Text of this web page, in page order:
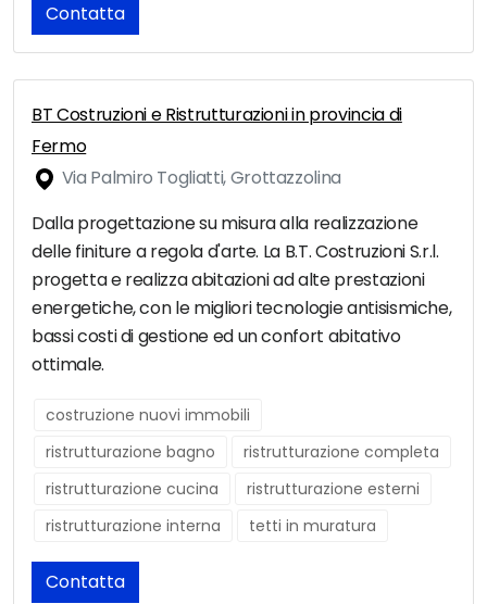
Contatta
BT Costruzioni e Ristrutturazioni in provincia di
Fermo
Via Palmiro Togliatti, Grottazzolina
Dalla progettazione su misura alla realizzazione
delle finiture a regola d'arte. La B.T. Costruzioni S.r.l.
progetta e realizza abitazioni ad alte prestazioni
energetiche, con le migliori tecnologie antisismiche,
bassi costi di gestione ed un confort abitativo
ottimale.
costruzione nuovi immobili
ristrutturazione bagno
ristrutturazione completa
ristrutturazione cucina
ristrutturazione esterni
ristrutturazione interna
tetti in muratura
Contatta